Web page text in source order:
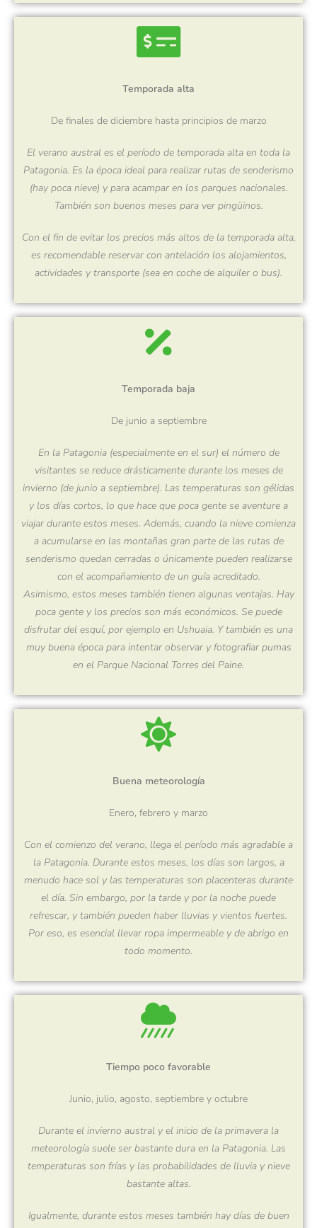
Temporada alta
De finales de diciembre hasta principios de marzo
El verano austral es el período de temporada alta en toda la
Patagonia. Es la época ideal para realizar rutas de senderismo
(hay poca nieve) y para acampar en los parques nacionales.
También son buenos meses para ver pingüinos.
Con el fin de evitar los precios más altos de la temporada alta,
es recomendable reservar con antelación los alojamientos,
actividades y transporte (sea en coche de alquiler o bus).
Temporada baja
De junio a septiembre
En la Patagonia (especialmente en el sur) el número de
visitantes se reduce drásticamente durante los meses de
invierno (de junio a septiembre). Las temperaturas son gélidas
y los días cortos, lo que hace que poca gente se aventure a
viajar durante estos meses. Además, cuando la nieve comienza
a acumularse en las montañas gran parte de las rutas de
senderismo quedan cerradas o únicamente pueden realizarse
con el acompañamiento de un guía acreditado.
Asimismo, estos meses también tienen algunas ventajas. Hay
poca gente y los precios son más económicos. Se puede
disfrutar del esquí, por ejemplo en Ushuaia. Y también es una
muy buena época para intentar observar y fotografiar pumas
en el Parque Nacional Torres del Paine.
Buena meteorología
Enero, febrero y marzo
Con el comienzo del verano, llega el período más agradable a
la Patagonia. Durante estos meses, los días son largos, a
menudo hace sol y las temperaturas son placenteras durante
el día. Sin embargo, por la tarde y por la noche puede
refrescar, y también pueden haber lluvias y vientos fuertes.
Por eso, es esencial llevar ropa impermeable y de abrigo en
todo momento.
Tiempo poco favorable
Junio, julio, agosto, septiembre y octubre
Durante el invierno austral y el inicio de la primavera la
meteorología suele ser bastante dura en la Patagonia. Las
temperaturas son frías y las probabilidades de lluvia y nieve
bastante altas.
Igualmente, durante estos meses también hay días de buen